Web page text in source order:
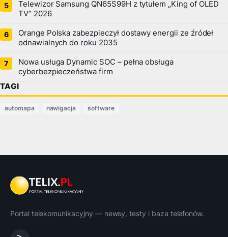
Telewizor Samsung QN65S99H z tytułem „King of OLED
TV” 2026
Orange Polska zabezpieczył dostawy energii ze źródeł
odnawialnych do roku 2035
Nowa usługa Dynamic SOC – pełna obsługa
cyberbezpieczeństwa firm
TAGI
automapa nawigacja software
Portal telekomunikacyjny — newsy, testy i baza telefonów.